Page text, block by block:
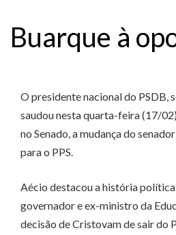
Buarque à
O presidente nacional do PSDB,
saudou nesta quarta-feira (17/
no Senado, a mudança do
para o PPS.
Aécio destacou a história política
governador e ex-ministro da
decisão de Cristovam de sair do